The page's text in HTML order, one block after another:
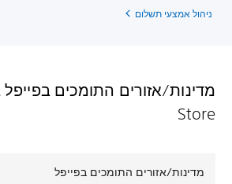
ניהול אמצעי תשלום
Store
מדינות/אזורים התומכים בפייפל